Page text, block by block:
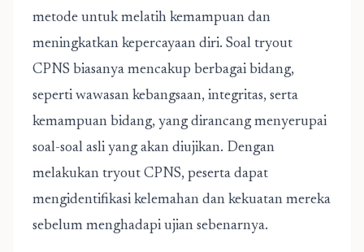
metode untuk melatih kemampuan dan
meningkatkan kepercayaan diri. Soal tryout
CPNS biasanya mencakup berbagai bidang,
seperti wawasan kebangsaan, integritas, serta
kemampuan bidang, yang dirancang menyerupai
soal-soal asli yang akan diujikan. Dengan
melakukan tryout CPNS, peserta dapat
mengidentifikasi kelemahan dan kekuatan mereka
sebelum menghadapi ujian sebenarnya.